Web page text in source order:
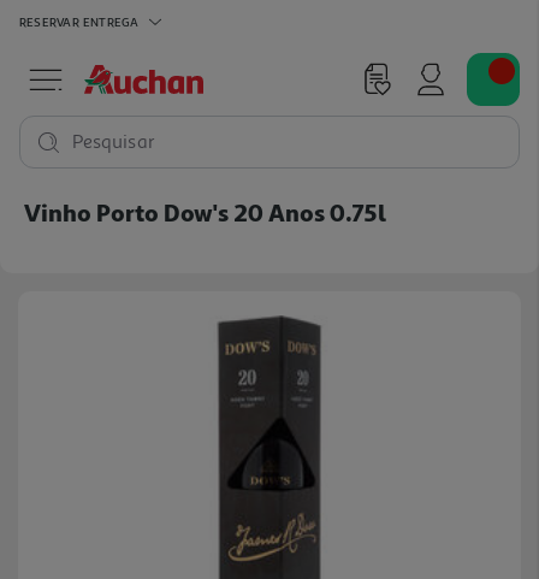
RESERVAR ENTREGA
Pesquisar
Vinho Porto Dow's 20 Anos 0.75l